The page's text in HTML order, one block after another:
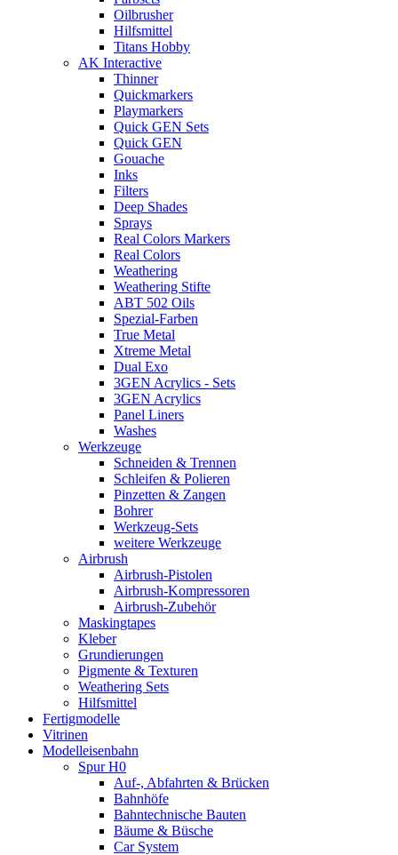
Oilbrusher
Hilfsmittel
Titans Hobby
AK Interactive
Thinner
Quickmarkers
Playmarkers
Quick GEN Sets
Quick GEN
Gouache
Inks
Filters
Deep Shades
Sprays
Real Colors Markers
Real Colors
Weathering
Weathering Stifte
ABT 502 Oils
Spezial-Farben
True Metal
Xtreme Metal
Dual Exo
3GEN Acrylics - Sets
3GEN Acrylics
Panel Liners
Washes
Werkzeuge
Schneiden & Trennen
Schleifen & Polieren
Pinzetten & Zangen
Bohrer
Werkzeug-Sets
weitere Werkzeuge
Airbrush
Airbrush-Pistolen
Airbrush-Kompressoren
Airbrush-Zubehör
Maskingtapes
Kleber
Grundierungen
Pigmente & Texturen
Weathering Sets
Hilfsmittel
Fertigmodelle
Vitrinen
Modelleisenbahn
Spur H0
Auf-, Abfahrten & Brücken
Bahnhöfe
Bahntechnische Bauten
Bäume & Büsche
Car System